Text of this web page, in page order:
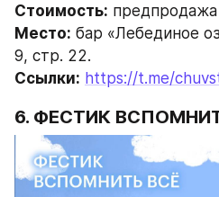
Стоимость: предпродажа
Место: бар «Лебединое
9, стр. 22.
Ссылки: https://t.me/
6. ФЕСТИК